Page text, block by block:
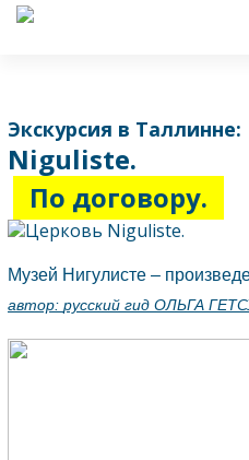
Экскурсия в Таллинне:
Niguliste.
По договору.
Музей Нигулисте –
автор: русский гид ОЛЬГА